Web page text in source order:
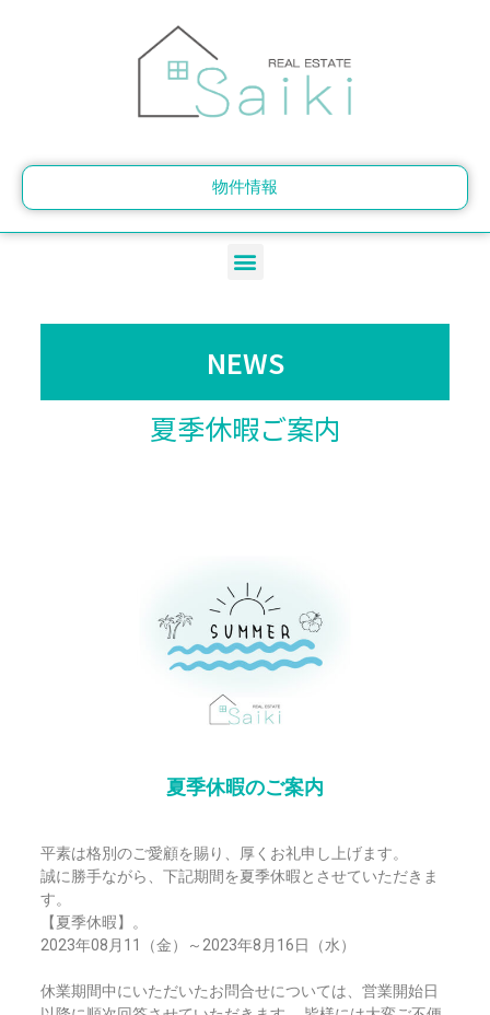
物件情報
メ
ニ
ー
NEWS
夏季休暇ご案内
夏季休暇のご案内
平素は格別のご愛顧を賜り、厚くお礼申し上げます。
誠に勝手ながら、下記期間を夏季休暇とさせていただきま
す。
【夏季休暇】。
2023年08月11（金）～2023年8月16日（水）
休業期間中にいただいたお問合せについては、営業開始日